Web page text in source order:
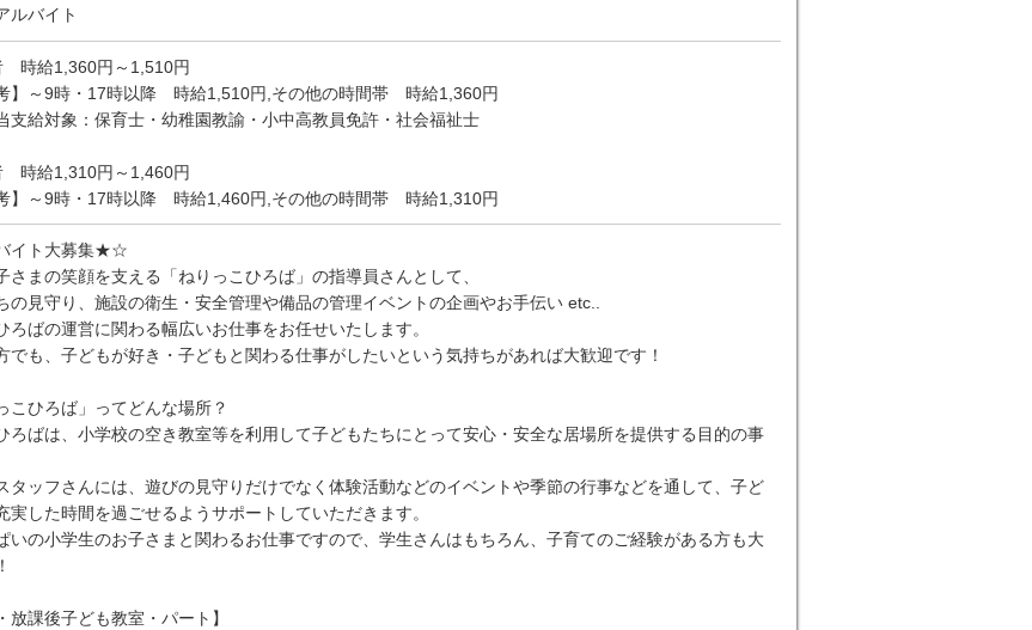
ルバイト
時給1,360円～1,510円
考】～9時・17時以降 時給1,510円,その他の時間帯 時給1,360円
支給対象：保育士・幼稚園教諭・小中高教員免許・社会福祉士
時給1,310円～1,460円
考】～9時・17時以降 時給1,460円,その他の時間帯 時給1,310円
イト大募集★☆
さまの笑顔を支える「ねりっこひろば」の指導員さんとして、
の見守り、施設の衛生・安全管理や備品の管理イベントの企画やお手伝い etc..
ろばの運営に関わる幅広いお仕事をお任せいたします。
でも、子どもが好き・子どもと関わる仕事がしたいという気持ちがあれば大歓迎です！
ひろば」ってどんな場所？
ろばは、小学校の空き教室等を利用して子どもたちにとって安心・安全な居場所を提供する目的の事
タッフさんには、遊びの見守りだけでなく体験活動などのイベントや季節の行事などを通して、子ど
実した時間を過ごせるようサポートしていただきます。
いの小学生のお子さまと関わるお仕事ですので、学生さんはもちろん、子育てのご経験がある方も大
放課後子ども教室・パート】